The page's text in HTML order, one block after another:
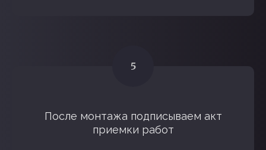
После монтажа подписываем акт
приемки работ